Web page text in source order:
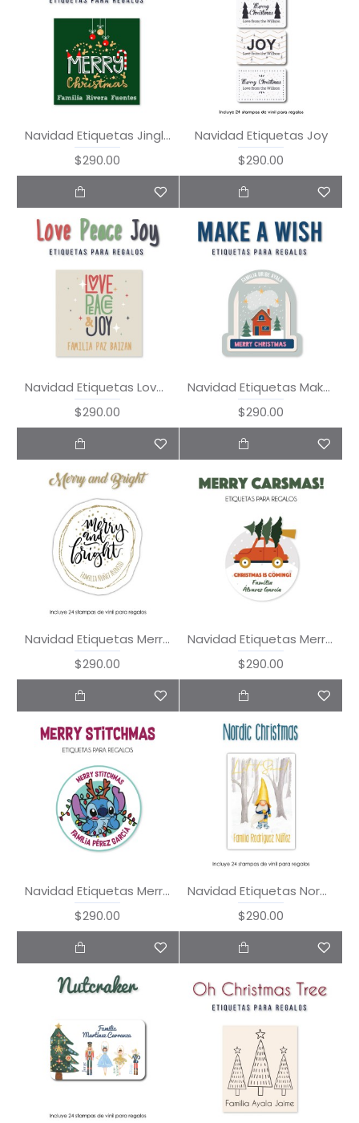
Navidad Etiquetas Jingle Bells
$290.00
Navidad Etiquetas Joy
$290.00
Navidad Etiquetas Love Peace Joy
$290.00
Navidad Etiquetas Make a Wish
$290.00
Navidad Etiquetas Merry & Bright
$290.00
Navidad Etiquetas Merry CarsMas
$290.00
Navidad Etiquetas Merry Stitchmas
$290.00
Navidad Etiquetas Nordic Christmas
$290.00